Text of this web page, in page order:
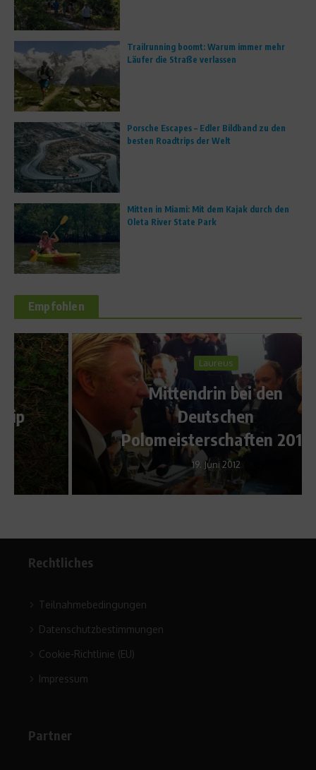
Trailrunning boomt: Warum immer mehr
Läufer die Straße verlassen
Porsche Escapes – Edler Bildband zu den
besten Roadtrips der Welt
Mitten in Miami: Mit dem Kajak durch den
Oleta River State Park
Empfohlen
Laureus
Mittendrin bei den
Deutschen
Polomeisterschaften 2012
19. Juni 2012
Rechtliches
Teilnahmebedingungen
Datenschutzbestimmungen
Cookie-Richtlinie (EU)
Impressum
Partner